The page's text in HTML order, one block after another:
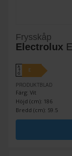
Frysskåp
Electrolux
A
↑
G
E
PRODUKTBLAD
Färg: Vit
Höjd (cm): 186
Bredd (cm): 59.5